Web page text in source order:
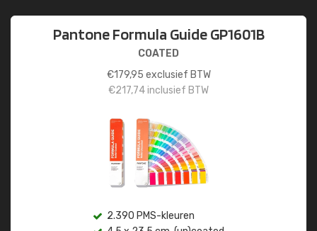
Pantone Formula Guide GP1601B
COATED
€179,95 exclusief BTW
€217,74inclusief BTW
2.390 PMS-kleuren